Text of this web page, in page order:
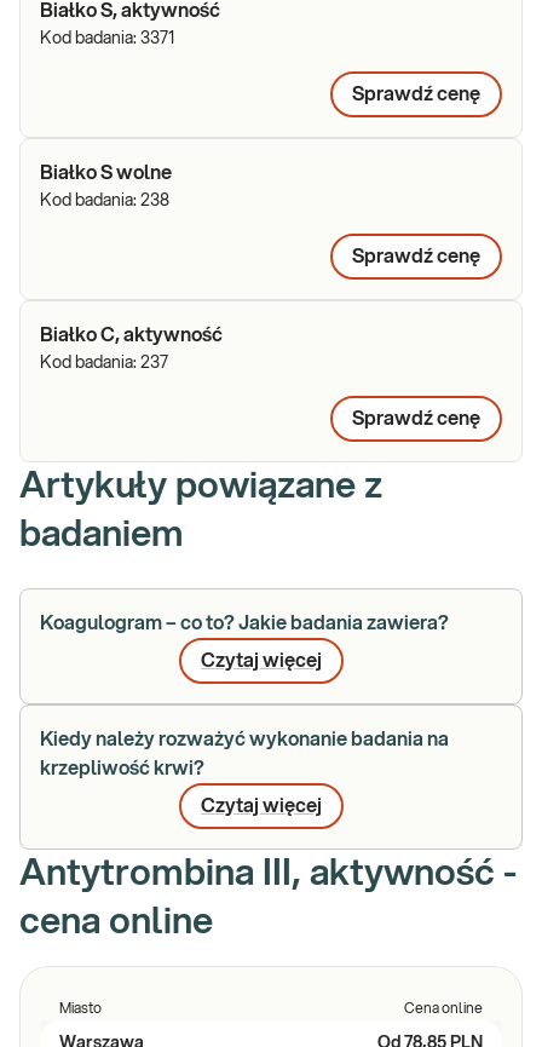
Białko S, aktywność
Kod badania: 3371
Sprawdź cenę
Białko S wolne
Kod badania: 238
Sprawdź cenę
Białko C, aktywność
Kod badania: 237
Sprawdź cenę
Artykuły powiązane z
badaniem
Koagulogram – co to? Jakie badania zawiera?
Czytaj więcej
Kiedy należy rozważyć wykonanie badania na
krzepliwość krwi?
Czytaj więcej
Antytrombina III, aktywność -
cena online
Miasto Cena online
Warszawa Od 78,85 PLN